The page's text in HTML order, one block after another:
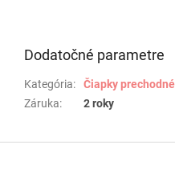
Dodatočné parametre
Kategória: Čiapky prechodné
Záruka: 2 roky